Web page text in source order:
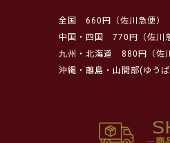
全国
660円（佐川急便）
中国・四国
770円（佐川
九州・北海道
880円（佐
沖縄・離島・山間部(ゆう